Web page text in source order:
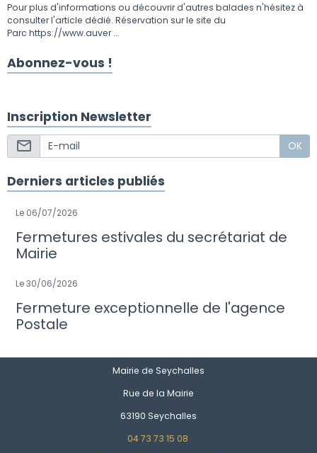
Pour plus d'informations ou découvrir d'autres balades n'hésitez à
consulter l'article dédié. Réservation sur le site du
Parc https://www.auver ...
Abonnez-vous !
Inscription Newsletter
OK
Derniers articles publiés
Le 06/07/2026
Fermetures estivales du secrétariat de
Mairie
Le 30/06/2026
Fermeture exceptionnelle de l'agence
Postale
Mairie de Seychalles
Rue de la Mairie
63190 Seychalles
04 73 73 15 08